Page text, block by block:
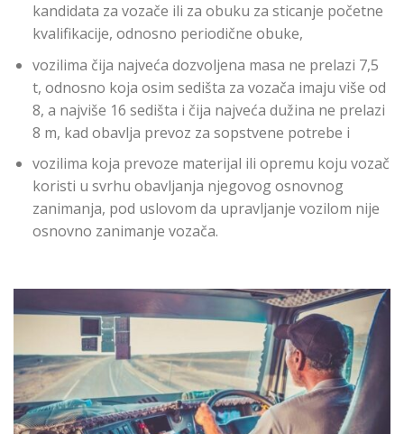
kandidata za vozače ili za obuku za sticanje početne
kvalifikacije, odnosno periodične obuke,
vozilima čija najveća dozvoljena masa ne prelazi 7,5
t, odnosno koja osim sedišta za vozača imaju više od
8, a najviše 16 sedišta i čija najveća dužina ne prelazi
8 m, kad obavlja prevoz za sopstvene potrebe i
vozilima koja prevoze materijal ili opremu koju vozač
koristi u svrhu obavljanja njegovog osnovnog
zanimanja, pod uslovom da upravljanje vozilom nije
osnovno zanimanje vozača.